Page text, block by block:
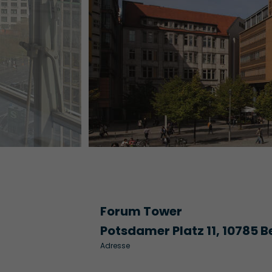
Forum Tower
Potsdamer Platz 11, 10785
Adresse